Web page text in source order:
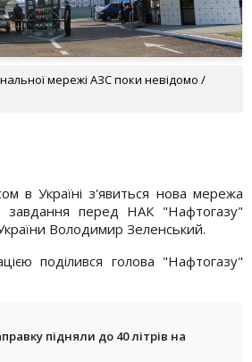
мережі АЗС поки невідомо /
в Україні з'явиться нова мережа
завдання перед НАК "Нафтогазу"
Володимир Зеленський.
поділився голова "Нафтогазу"
підняли до 40 літрів на